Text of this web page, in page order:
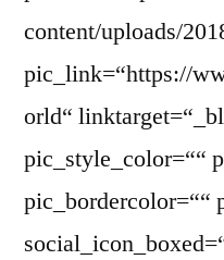
content/uploads/
pic_link=“https://
orld“
pic_style_color=““
pic_bordercolor=““